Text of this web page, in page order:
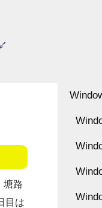
塘路
目は